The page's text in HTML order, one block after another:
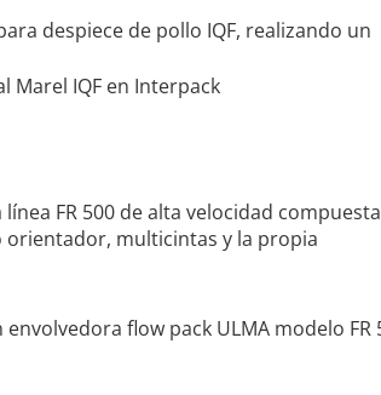
despiece de pollo IQF, realizando un
FR 500 de alta velocidad compuesta
multicintas y la propia